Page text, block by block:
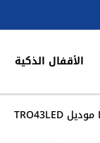
الأقفال الذكية